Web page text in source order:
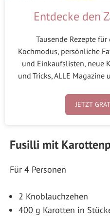
Entdecke den
Tausende Rezepte
Kochmodus, persönliche
und Einkaufslisten, neue
und Tricks, ALLE
JETZT
Fusilli mit
Für 4 Personen
2 Knoblauchzehen
400 g Karotten in